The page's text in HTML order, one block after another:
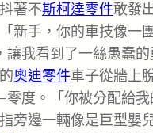
著不斯柯達零件敢發
新手，你的車技像一
我看到了一絲愚蠢
奧迪零件車子從牆上
度。「你被分配給
旁邊一輛像是巨型嬰